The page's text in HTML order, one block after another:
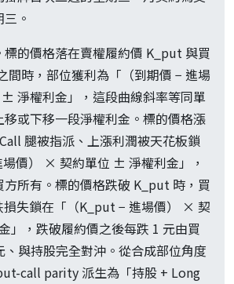
。
的價格落在賣權履約價 K_put 與買
間時，部位獲利為「（到期價 − 進場
淨權利金」，這段曲線斜率等同單
或下移一段淨權利金。標的價格漲
腿被指派、上漲利潤被天花板鎖
價） × 契約單位 ± 淨權利金」，
所有。標的價格跌破 K_put 時，買
失鎖在「（K_put − 進場價） × 契
」，跌破履約價之後每跌 1 元由買
、與持股完全對沖。從合成部位角度
call parity 派生為「持股 + Long